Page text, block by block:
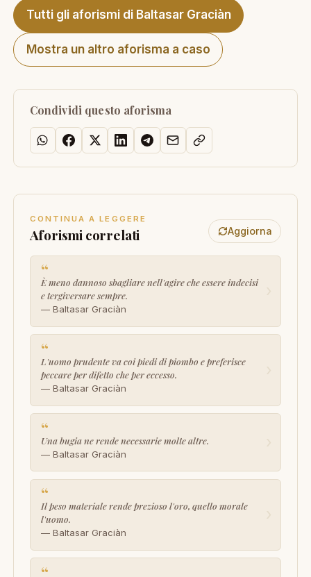
Tutti gli aforismi di Baltasar Graciàn
Mostra un altro aforisma a caso
Condividi questo aforisma
CONTINUA A LEGGERE
Aforismi correlati Aggiorna
“
È meno dannoso sbagliare nell'agire che essere indecisi
e tergiversare sempre.
— Baltasar Graciàn
“
L'uomo prudente va coi piedi di piombo e preferisce
peccare per difetto che per eccesso.
— Baltasar Graciàn
“
Una bugia ne rende necessarie molte altre.
— Baltasar Graciàn
“
Il peso materiale rende prezioso l'oro, quello morale
l'uomo.
— Baltasar Graciàn